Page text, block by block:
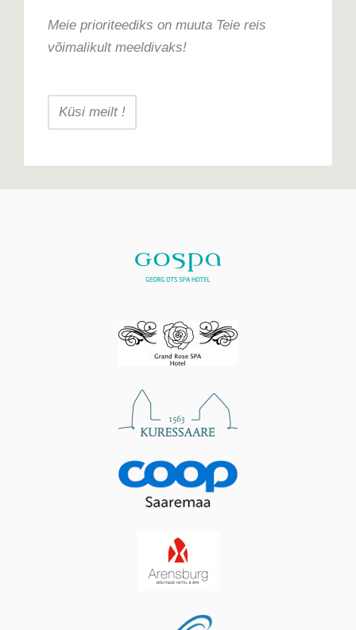
Meie prioriteediks on muuta Teie reis
võimalikult meeldivaks!
Küsi meilt !